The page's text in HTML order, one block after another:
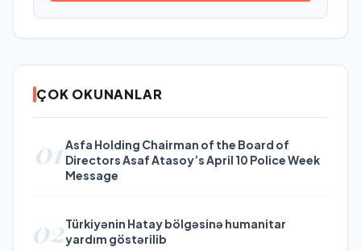
ÇOK OKUNANLAR
01Asfa Holding Chairman of the Board of
Directors Asaf Atasoy’s April 10 Police Week
Message
02Türkiyənin Hatay bölgəsinə humanitar
yardım göstərilib